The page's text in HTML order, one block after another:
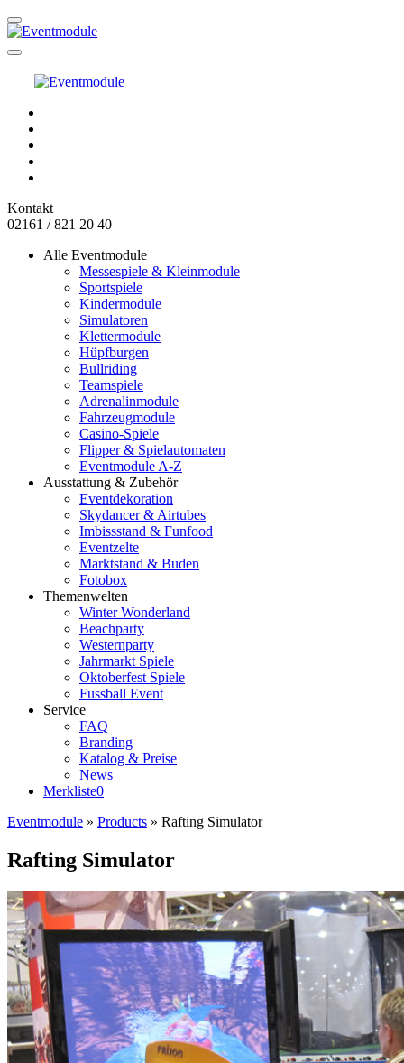
Kontakt
02161 / 821 20 40
Alle Eventmodule
Messespiele & Kleinmodule
Sportspiele
Kindermodule
Simulatoren
Klettermodule
Hüpfburgen
Bullriding
Teamspiele
Adrenalinmodule
Fahrzeugmodule
Casino-Spiele
Flipper & Spielautomaten
Eventmodule A-Z
Ausstattung & Zubehör
Eventdekoration
Skydancer & Airtubes
Imbissstand & Funfood
Eventzelte
Marktstand & Buden
Fotobox
Themenwelten
Winter Wonderland
Beachparty
Westernparty
Jahrmarkt Spiele
Oktoberfest Spiele
Fussball Event
Service
FAQ
Branding
Katalog & Preise
News
Merkliste0
Eventmodule » Products » Rafting Simulator
Rafting Simulator